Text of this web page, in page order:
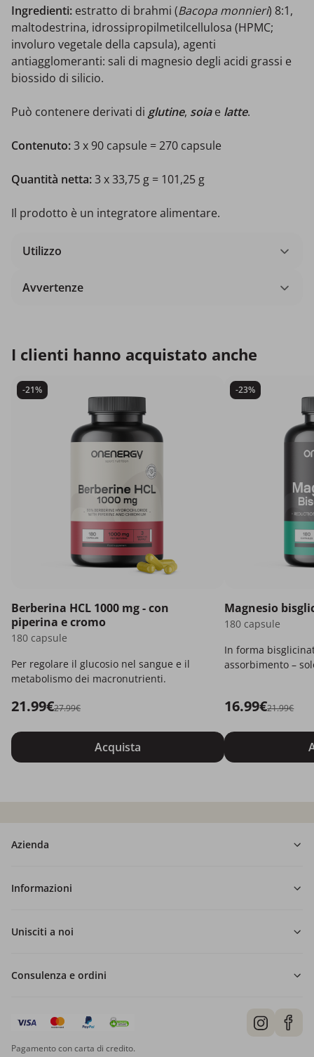
Ingredienti: estratto di brahmi (Bacopa monnieri) 8:1,
maltodestrina, idrossipropilmetilcellulosa (HPMC;
involuro vegetale della capsula), agenti
antiagglomeranti: sali di magnesio degli acidi grassi e
biossido di silicio.
Può contenere derivati di glutine, soiae latte.
Contenuto:3 x 90 capsule = 270 capsule
Quantità netta:3 x 33,75 g = 101,25 g
Il prodotto è un integratore alimentare.
Utilizzo
Avvertenze
I clienti hanno acquistato anche
-21%
Berberina HCL 1000 mg - con
piperina e cromo
180 capsule
Per regolare il glucosio nel sangue e il
metabolismo dei macronutrienti.
21.99€27.99€
Acquista
-23%
Magnesio
180 capsule
In forma
assorbimento –
16.99€21.99€
Azienda
Informazioni
Unisciti a noi
Consulenza e ordini
Pagamento con carta di credito.